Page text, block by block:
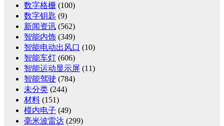
数字格栅 (100)
数字钥匙 (9)
新闻资讯 (562)
智能内饰 (349)
智能电动出风口 (10)
智能车灯 (606)
智能运动显示屏 (11)
智能驾驶 (784)
未分类 (244)
材料 (151)
模内电子 (49)
毫米波雷达 (299)